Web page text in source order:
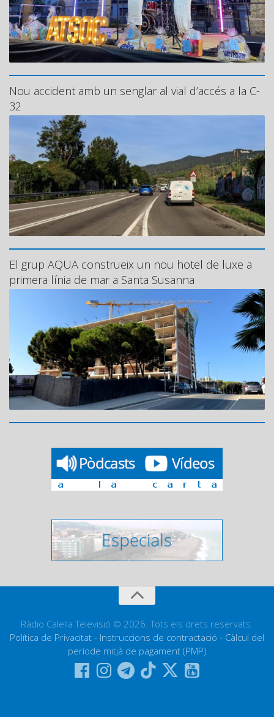
Nou accident amb un senglar al vial d’accés a la C-
32
El grup AQUA construeix un nou hotel de luxe a
primera línia de mar a Santa Susanna
Ràdio Calella Televisió © 2026. Tots els drets reservats.
Política de Privacitat - Instruccions de contractació - Càlcul del
període mitjà de pagament (PMP)